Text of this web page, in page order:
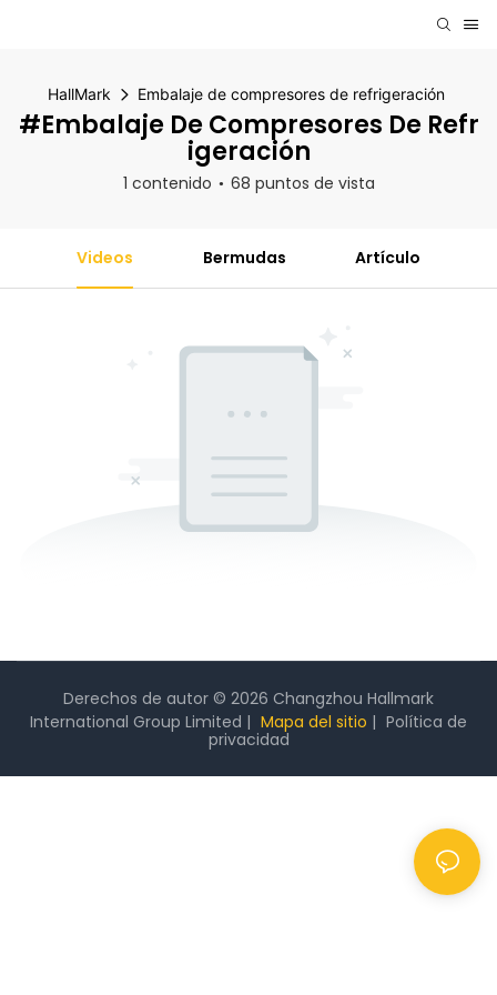
HallMark Embalaje de compresores de refrigeración
#Embalaje De Compresores De Refr
Igeración
1 contenido 68 puntos de vista
Videos Bermudas Artículo
Derechos de autor © 2026 Changzhou Hallmark
International Group Limited | Mapa del sitio | Política de
privacidad